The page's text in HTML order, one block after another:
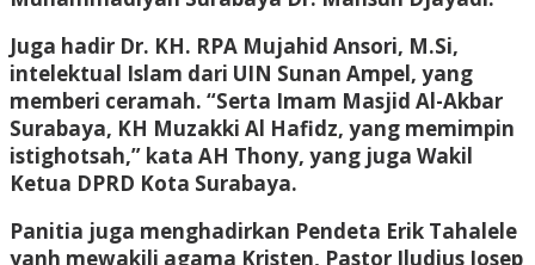
Juga hadir Dr. KH. RPA Mujahid Ansori, M.Si,
intelektual Islam dari UIN Sunan Ampel, yang
memberi ceramah. “Serta Imam Masjid Al-Akbar
Surabaya, KH Muzakki Al Hafidz, yang memimpin
istighotsah,” kata AH Thony, yang juga Wakil
Ketua DPRD Kota Surabaya.
Panitia juga menghadirkan Pendeta Erik Tahalele
yanh mewakili agama Kristen, Pastor Iludius Josep